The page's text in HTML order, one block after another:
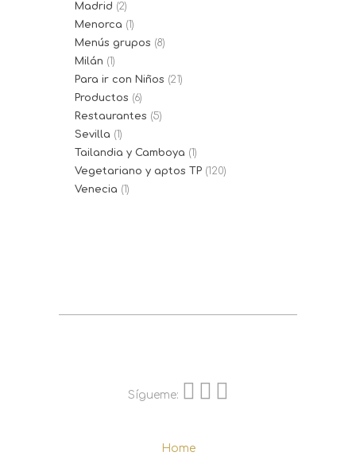
Madrid (2)
Menorca (1)
Menús grupos (8)
Milán (1)
Para ir con Niños (21)
Productos (6)
Restaurantes (5)
Sevilla (1)
Tailandia y Camboya (1)
Vegetariano y aptos TP (120)
Venecia (1)
Sígueme:
Home